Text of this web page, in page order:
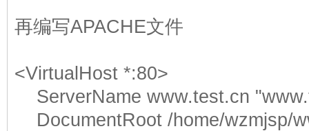
再编写APACHE文件
<VirtualHost *:80>
ServerName www.test.cn
DocumentRoot /home/wzmjsp/